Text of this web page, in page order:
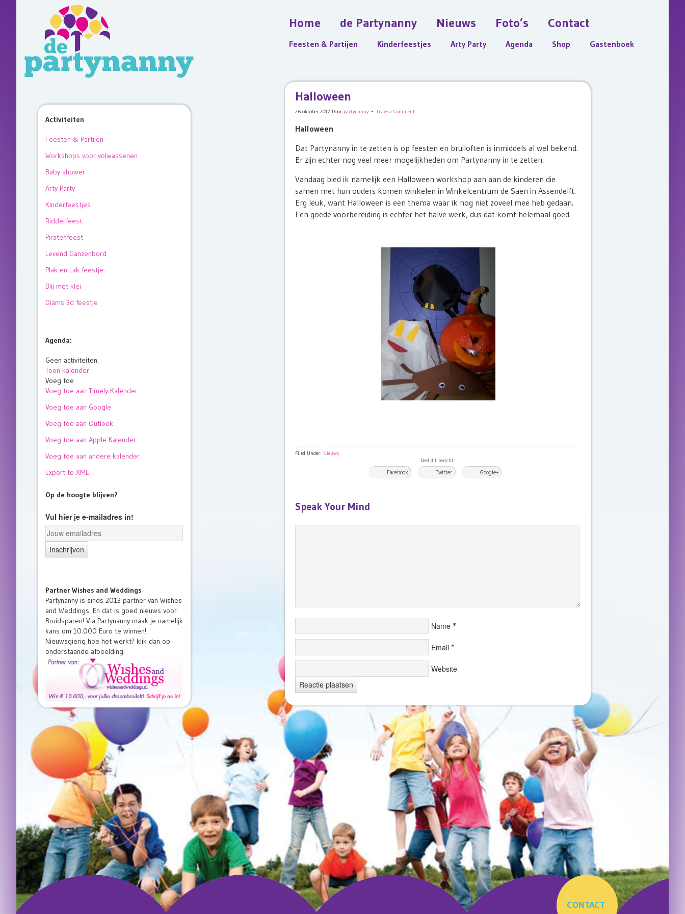
Home de Partynanny Nieuws Foto’s Contact
Feesten & Partijen Kinderfeestjes Arty Party Agenda Shop Gastenboek
Halloween
26 oktober 2012 Door partynanny Leave a Comment
Halloween
Dat Partynanny in te zetten is op feesten en bruiloften is inmiddels al wel bekend.
Er zijn echter nog veel meer mogelijkheden om Partynanny in te zetten.
Vandaag bied ik namelijk een Halloween workshop aan aan de kinderen die
samen met hun ouders komen winkelen in Winkelcentrum de Saen in Assendelft.
Erg leuk, want Halloween is een thema waar ik nog niet zoveel mee heb gedaan.
Een goede voorbereiding is echter het halve werk, dus dat komt helemaal goed.
Filed Under: Nieuws
Deel dit bericht:
Facebook Twitter Google+
Speak Your Mind
Name *
Email *
Website
Activiteiten
Feesten & Partijen
Workshops voor volwassenen
Baby shower
Arty Party
Kinderfeestjes
Ridderfeest
Piratenfeest
Levend Ganzenbord
Plak en Lak feestje
Blij met klei
Diams 3d feestje
Agenda:
Geen activiteiten.
Toon kalender
Voeg toe
Voeg toe aan Timely Kalender
Voeg toe aan Google
Voeg toe aan Outlook
Voeg toe aan Apple Kalender
Voeg toe aan andere kalender
Export to XML
Op de hoogte blijven?
Vul hier je e-mailadres in!
Partner Wishes and Weddings
Partynanny is sinds 2013 partner van Wishes
and Weddings. En dat is goed nieuws voor
Bruidsparen! Via Partynanny maak je namelijk
kans om 10.000 Euro te winnen!
Nieuwsgierig hoe het werkt? klik dan op
onderstaande afbeelding:
CONTACT